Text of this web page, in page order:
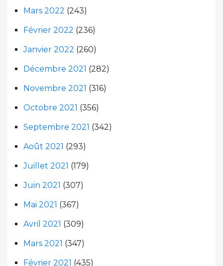
Mars 2022 (243)
Février 2022 (236)
Janvier 2022 (260)
Décembre 2021 (282)
Novembre 2021 (316)
Octobre 2021 (356)
Septembre 2021 (342)
Août 2021 (293)
Juillet 2021 (179)
Juin 2021 (307)
Mai 2021 (367)
Avril 2021 (309)
Mars 2021 (347)
Février 2021 (435)